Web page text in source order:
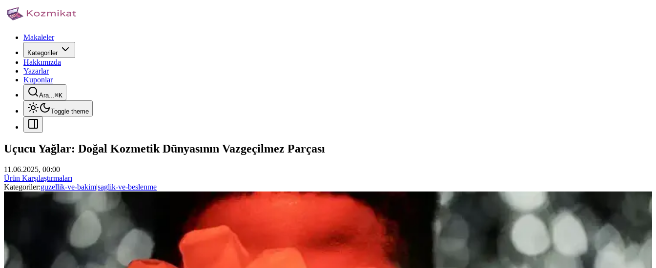
Makaleler
Kategoriler
Hakkımızda
Yazarlar
Kuponlar
Ara...⌘K
Toggle theme
Uçucu Yağlar: Doğal Kozmetik Dünyasının Vazgeçilmez Parçası
11.06.2025, 00:00
Ürün Karşılaştırmaları
Kategoriler:guzellik-ve-bakim|saglik-ve-beslenme